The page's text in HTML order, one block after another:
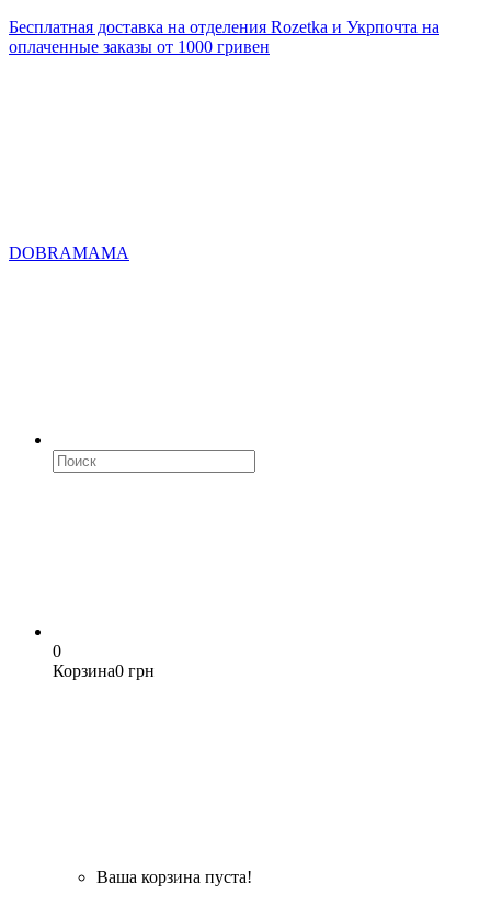
Бесплатная доставка на отделения Rozetka и Укрпочта на
оплаченные заказы от 1000 гривен
DOBRAMAMA
0
Корзина0 грн
Ваша корзина пуста!